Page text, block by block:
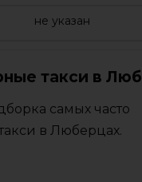
не указан
такси в
самых часто
в Люберцах.